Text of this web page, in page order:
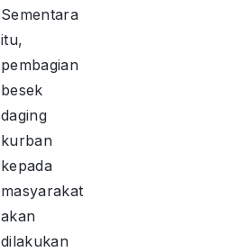
Sementara
itu,
pembagian
besek
daging
kurban
kepada
masyarakat
akan
dilakukan